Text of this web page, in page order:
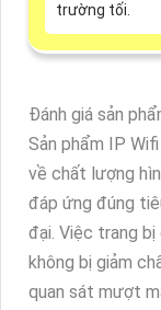
trường tối.
Đánh giá sản
Sản phẩm IP Wifi
về chất lượng
đáp ứng đúng
đại. Việc trang bị
không bị giảm
quan sát mượt